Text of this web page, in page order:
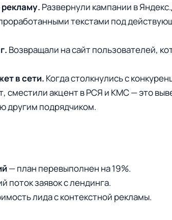
Развернули кампании в
текстами под
Возвращали на сайт пользователей,
в сети. Когда столкнулись с
сместили акцент в РСЯ и КМС — это
другим подрядчиком.
— план перевыполнен на 19%.
поток заявок с лендинга.
лида с контекстной рекламы.